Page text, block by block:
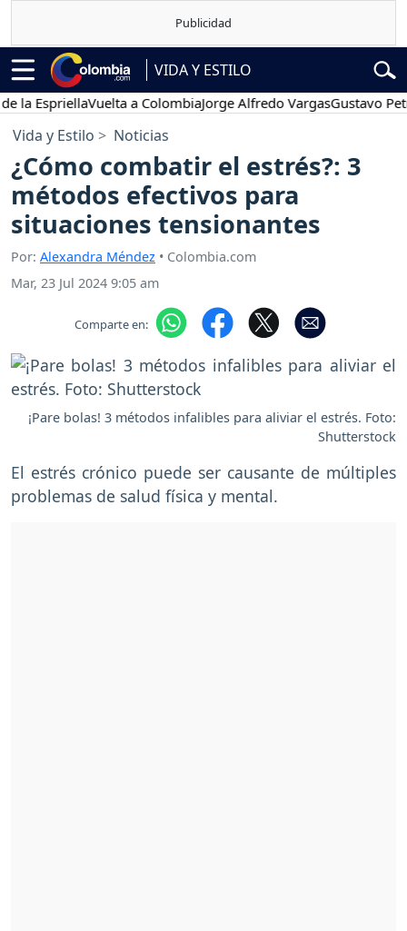
VIDA Y ESTILO
Vuelta a ColombiaJorge Alfredo VargasGustavo Petro
Vida y Estilo Noticias
¿Cómo combatir el estrés?: 3
métodos efectivos para
situaciones tensionantes
Por: Alexandra Méndez • Colombia.com
Mar, 23 Jul 2024 9:05 am
Comparte en:
¡Pare bolas! 3 métodos infalibles para aliviar el estrés. Foto:
Shutterstock
El estrés crónico puede ser causante de múltiples
problemas de salud física y mental.